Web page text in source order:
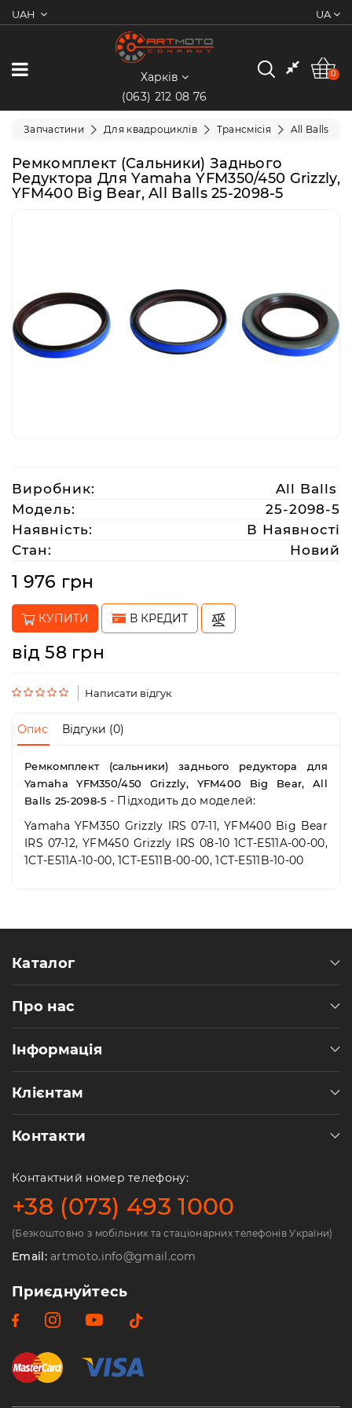
UAH UA
0
Категорії
Мотоцикли
Скутери/
Екіпіювання
Запчастини
Харків
(063)
212
08
76
роботи:
Пт
19:00
Сб
10:00
-
19:00
Нд
-
Харків
(063) 212 08 76
0
Запчастини Для квадроциклів Трансмісія All Balls
Ремкомплект (сальники) Заднього
Редуктора Для Yamaha YFM350/450 Grizzly,
YFM400 Big Bear, All Balls 25-2098-5
Виробник:
All Balls
Модель:
25-2098-5
Наявність:
В Наявності
Стан:
Новий
1 976 грн
КУПИТИ В КРЕДИТ
від 58 грн
Написати відгук
Опис Відгуки (0)
Ремкомплект (сальники) заднього редуктора для
Yamaha YFM350/450 Grizzly, YFM400 Big Bear, All
Balls 25-2098-5 - Підходить до моделей:
Yamaha YFM350 Grizzly IRS 07-11, YFM400 Big Bear
IRS 07-12, YFM450 Grizzly IRS 08-10 1CT-E511A-00-00,
1CT-E511A-10-00, 1CT-E511B-00-00, 1CT-E511B-10-00
Каталог
Про нас
Інформація
Клієнтам
Контакти
Контактний номер телефону:
+38 (073) 493 1000
(Безкоштовно з мобільних та стаціонарних телефонів України)
Email:artmoto.info@gmail.com
Приєднуйтесь